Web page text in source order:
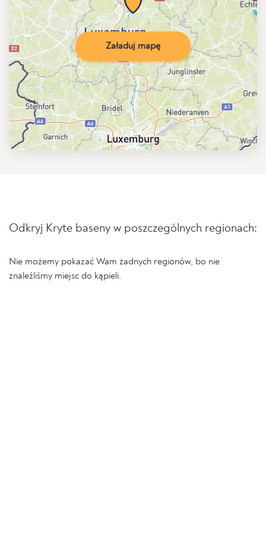
Załaduj mapę
Odkryj Kryte baseny w poszczególnych regionach:
Nie możemy pokazać Wam żadnych regionów, bo nie
znaleźliśmy miejsc do kąpieli.